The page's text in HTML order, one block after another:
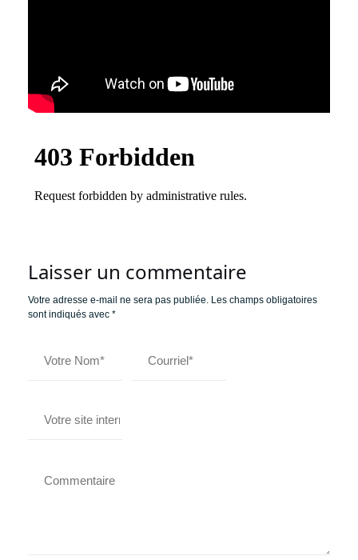
Laisser un commentaire
Votre adresse e-mail ne sera pas publiée. Les champs obligatoires
sont indiqués avec *